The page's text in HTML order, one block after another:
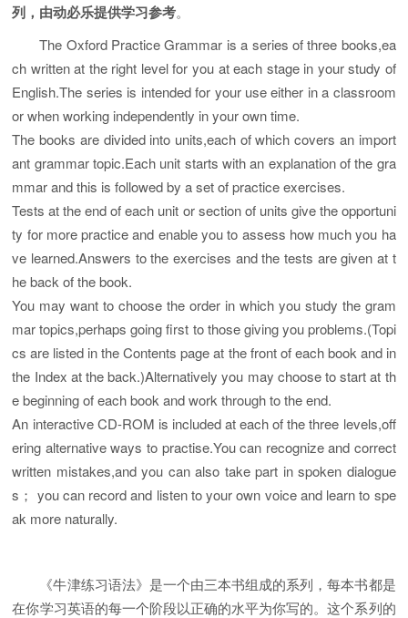
列，由动必乐提供学习参考。
The Oxford Practice Grammar is a series of three books,ea
ch written at the right level for you at each stage in your study of
English.The series is intended for your use either in a classroom
or when working independently in your own time.
The books are divided into units,each of which covers an import
ant grammar topic.Each unit starts with an explanation of the gra
mmar and this is followed by a set of practice exercises.
Tests at the end of each unit or section of units give the opportuni
ty for more practice and enable you to assess how much you ha
ve learned.Answers to the exercises and the tests are given at t
he back of the book.
You may want to choose the order in which you study the gram
mar topics,perhaps going first to those giving you problems.(Topi
cs are listed in the Contents page at the front of each book and in
the Index at the back.)Alternatively you may choose to start at th
e beginning of each book and work through to the end.
An interactive CD-ROM is included at each of the three levels,off
ering alternative ways to practise.You can recognize and correct
written mistakes,and you can also take part in spoken dialogue
s； you can record and listen to your own voice and learn to spe
ak more naturally.
《牛津练习语法》是一个由三本书组成的系列，每本书都是
在你学习英语的每一个阶段以正确的水平为你写的。这个系列的